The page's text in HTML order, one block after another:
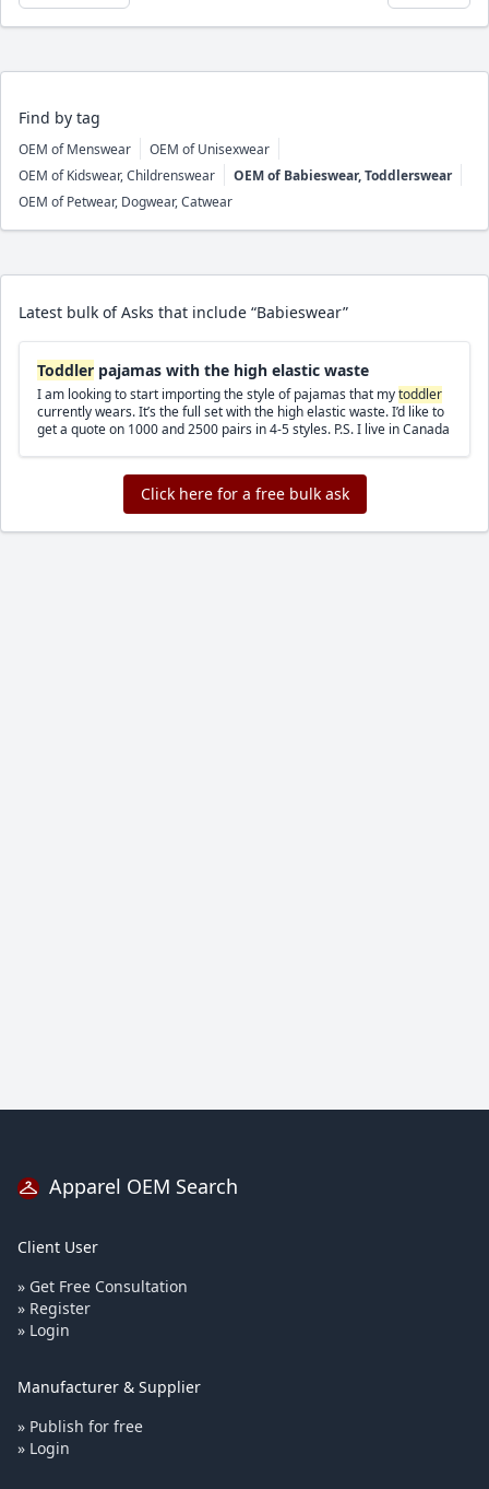
Find by tag
OEM of Menswear
OEM of Unisexwear
OEM of Kidswear, Childrenswear
OEM of Babieswear, Toddlerswear
OEM of Petwear, Dogwear, Catwear
Latest bulk of Asks that include “Babieswear”
Toddler pajamas with the high elastic waste
I am looking to start importing the style of pajamas that mytoddler
currently wears. It’s the full set with the high elastic waste. I’d like to
get a quote on 1000 and 2500 pairs in 4-5 styles. P.S. I live in Canada
Click here for a free bulk ask
Apparel OEM Search
Client User
» Get Free Consultation
» Register
» Login
Manufacturer & Supplier
» Publish for free
» Login